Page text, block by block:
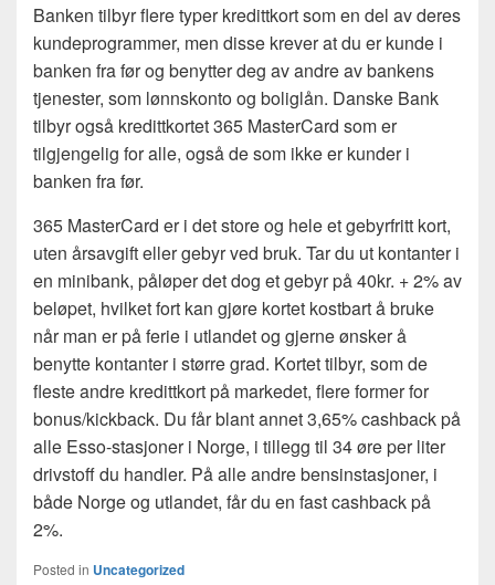
Banken tilbyr flere typer kredittkort som en del av deres
kundeprogrammer, men disse krever at du er kunde i
banken fra før og benytter deg av andre av bankens
tjenester, som lønnskonto og boliglån. Danske Bank
tilbyr også kredittkortet 365 MasterCard som er
tilgjengelig for alle, også de som ikke er kunder i
banken fra før.
365 MasterCard er i det store og hele et gebyrfritt kort,
uten årsavgift eller gebyr ved bruk. Tar du ut kontanter i
en minibank, påløper det dog et gebyr på 40kr. + 2% av
beløpet, hvilket fort kan gjøre kortet kostbart å bruke
når man er på ferie i utlandet og gjerne ønsker å
benytte kontanter i større grad. Kortet tilbyr, som de
fleste andre kredittkort på markedet, flere former for
bonus/kickback. Du får blant annet 3,65% cashback på
alle Esso-stasjoner i Norge, i tillegg til 34 øre per liter
drivstoff du handler. På alle andre bensinstasjoner, i
både Norge og utlandet, får du en fast cashback på
2%.
Posted in Uncategorized